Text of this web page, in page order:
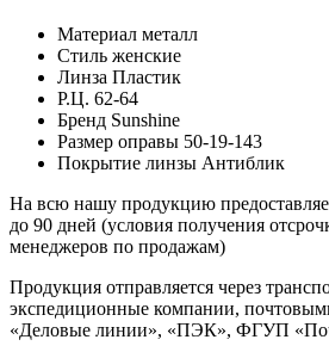
Материал металл
Стиль женские
Линза Пластик
Р.Ц. 62-64
Бренд Sunshine
Размер оправы 50-19-143
Покрытие линзы Антиблик
На всю нашу продукцию
до 90 дней (условия получения
менеджеров по продажам)
Продукция отправляется через
экспедиционные компании,
«Деловые линии», «ПЭК», ФГУП